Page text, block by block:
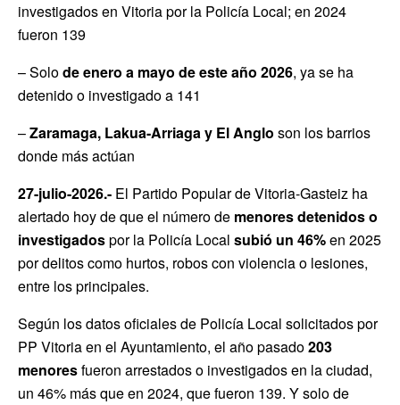
investigados en Vitoria por la Policía Local; en 2024
fueron 139
– Solode enero a mayo de este año 2026, ya se ha
detenido o investigado a 141
–Zaramaga, Lakua-Arriaga y El Anglo son los barrios
donde más actúan
27-julio-2026.- El Partido Popular de Vitoria-Gasteiz ha
alertado hoy de que el número de menores detenidos o
investigadospor la Policía Local subió un 46%en 2025
por delitos como hurtos, robos con violencia o lesiones,
entre los principales.
Según los datos oficiales de Policía Local solicitados por
PP Vitoria en el Ayuntamiento, el año pasado203
menoresfueron arrestados o investigados en la ciudad,
un 46% más que en 2024, que fueron 139. Y solo de